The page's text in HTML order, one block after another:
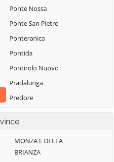
Ponte Nossa
Ponte San Pietro
Ponteranica
Pontida
Pontirolo Nuovo
Pradalunga
Predore
Premolo
Presezzo
Pumenengo
Ranica
MONZA E DELLA
BRIANZA